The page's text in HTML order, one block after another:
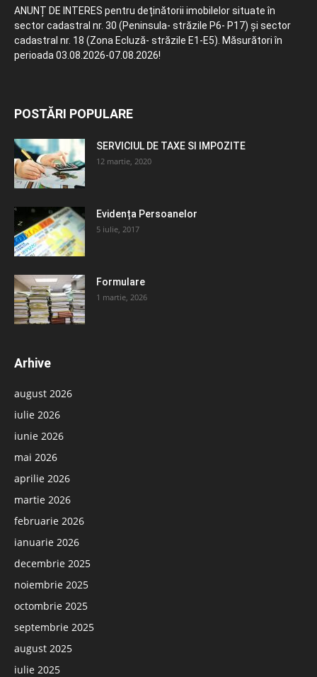
ANUNȚ DE INTERES pentru deținătorii imobilelor situate în
sector cadastral nr. 30 (Peninsula- străzile P6- P17) și sector
cadastral nr. 18 (Zona Ecluză- străzile E1-E5). Măsurători în
perioada 03.08.2026-07.08.2026!
POSTĂRI POPULARE
SERVICIUL DE TAXE SI IMPOZITE
12 martie, 2020
Evidența Persoanelor
5 iulie, 2017
Formulare
1 martie, 2026
Arhive
august 2026
iulie 2026
iunie 2026
mai 2026
aprilie 2026
martie 2026
februarie 2026
ianuarie 2026
decembrie 2025
noiembrie 2025
octombrie 2025
septembrie 2025
august 2025
iulie 2025